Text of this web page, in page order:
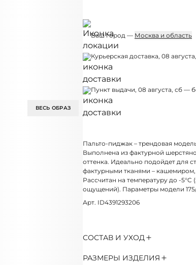
ВЕСЬ ОБРАЗ
Ваш город — Москва и область
Курьерская доставка, 08
Пункт выдачи, 08 августа, сб —
Пальто-пиджак – трендовая
Выполнена из фактурной
оттенка. Идеально подойдет для
фактурными тканями – кашемиром,
Рассчитан на температуру до -5°C
ощущений). Параметры модели
Арт. ID4391293206
СОСТАВ И УХОД
РАЗМЕРЫ ИЗДЕЛИЯ